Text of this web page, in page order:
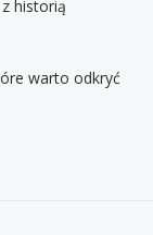
historią
warto odkryć